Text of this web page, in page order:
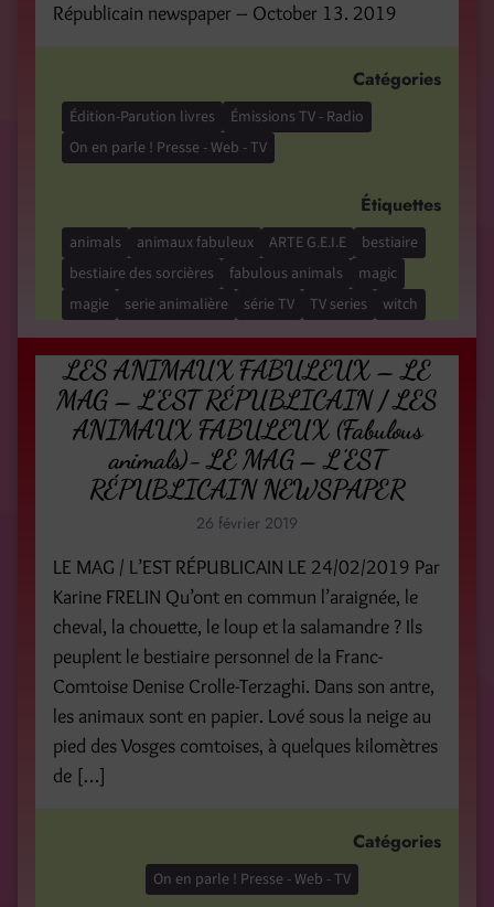
Républicain newspaper – October 13. 2019
Catégories
Édition-Parution livres
Émissions TV - Radio
On en parle ! Presse - Web - TV
Étiquettes
animals animaux fabuleux ARTE G.E.I.E
bestiaire
bestiaire des sorcières
fabulous animals
magic
magie
serie animalière série TV TV series witch
LES ANIMAUX FABULEUX – LE
MAG – L’EST RÉPUBLICAIN / LES
ANIMAUX FABULEUX (Fabulous
animals)- LE MAG – L’EST
RÉPUBLICAIN NEWSPAPER
26 février 2019
LE MAG / L’EST RÉPUBLICAIN LE 24/02/2019 Par
Karine FRELIN Qu’ont en commun l’araignée, le
cheval, la chouette, le loup et la salamandre ? Ils
peuplent le bestiaire personnel de la Franc-
Comtoise Denise Crolle-Terzaghi. Dans son antre,
les animaux sont en papier. Lové sous la neige au
pied des Vosges comtoises, à quelques kilomètres
de […]
Catégories
On en parle ! Presse - Web - TV